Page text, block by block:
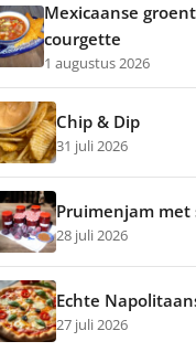
Mexicaanse
courgette
1 augustus 2026
Chip & Dip
31 juli 2026
Pruimenjam met
28 juli 2026
Echte
27 juli 2026